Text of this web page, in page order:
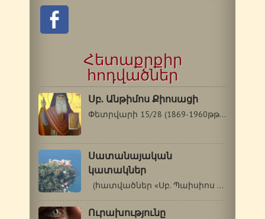
Հետաքրքիր
հոդվածներ
Սբ. Անթիմոս Քիոսացի
Փետրվարի 15/28 (1869-1960թթ.) Սբ. Անթիմոս…
Սատանայական
կատակներ
(հատվածներ «Սբ. Պաիսիոս Աթոսացու…
Ուրախությունը